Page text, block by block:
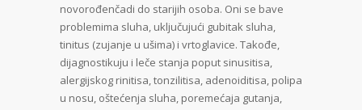
novorođenčadi do starijih osoba. Oni se bave
problemima sluha, uključujući gubitak sluha,
tinitus (zujanje u ušima) i vrtoglavice. Takođe,
dijagnostikuju i leče stanja poput sinusitisa,
alergijskog rinitisa, tonzilitisa, adenoiditisa, polipa
u nosu, oštećenja sluha, poremećaja gutanja,